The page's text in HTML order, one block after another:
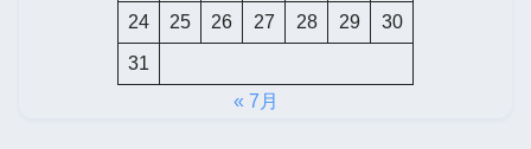
24 25 26 27 28 29 30
31
« 7月